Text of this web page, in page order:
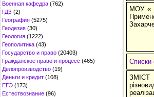
Военная кафедра (762)
ГДЗ (2)
География (5275)
Геодезия (30)
Геология (1222)
Геополитика (43)
Государство и право (20403)
Гражданское право и процесс (465)
Делопроизводство (19)
Деньги и кредит (108)
ЕГЭ (173)
Естествознание (96)
МОУ «
Списки
ЗМІСТ